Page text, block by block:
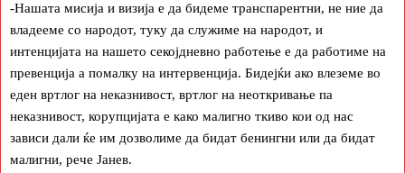
-Нашата мисија и визија е да бидеме транспарентни, не ние да
владееме со народот, туку да служиме на народот, и
интенцијата на нашето секојдневно работење е да работиме на
превенција а помалку на интервенција. Бидејќи ако влеземе во
еден вртлог на неказнивост, вртлог на неоткривање па
неказнивост, корупцијата е како малигно ткиво кои од нас
зависи дали ќе им дозволиме да бидат бенингни или да бидат
малигни, рече Јанев.